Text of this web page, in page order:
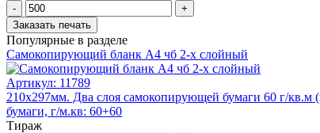
-
+
Заказать печать
Популярные в разделе
Самокопирующий бланк А4 чб 2-x слойный
Артикул: 11789
210х297мм. Два слоя самокопирующей бумаги 60 г/кв.м
бумаги, г/м.кв: 60+60
Тираж